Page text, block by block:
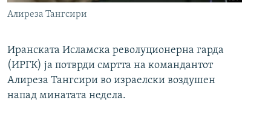
Алиреза Тангсири
Иранската Исламска револуционерна гарда
(ИРГК) ја потврди смртта на командантот
Алиреза Тангсири во израелски воздушен
напад минатата недела.